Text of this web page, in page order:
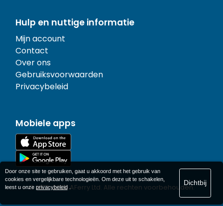
Hulp en nuttige informatie
Mijn account
Contact
Over ons
Gebruiksvoorwaarden
Privacybeleid
Mobiele apps
© 1977-2026 AFerry Ltd. Alle rechten voorbehouden.
Door onze site te gebruiken, gaat u akkoord met het gebruik van
cookies en vergelijkbare technologieën. Om deze uit te schakelen,
leest u onze privacybeleid.
Dichtbij